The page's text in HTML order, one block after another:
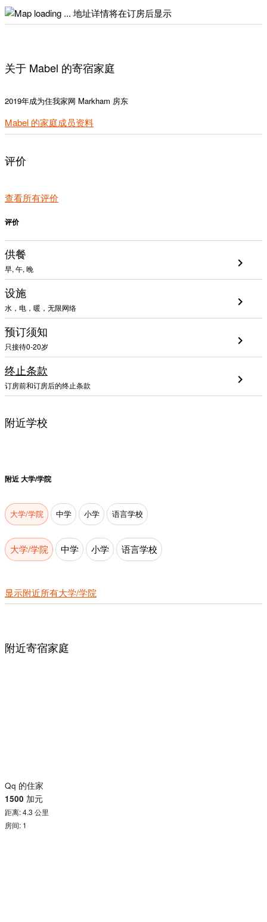
地址详情将在订房后显示
关于 Mabel 的寄宿家庭
2019年成为住我家网 Markham 房东
Mabel 的家庭成员资料
评价
查看所有评价
评价
供餐
早, 午, 晚 chevron_right
设施
水，电，暖，无限网络 chevron_right
预订须知
只接待0-20岁 chevron_right
终止条款
订房前和订房后的终止条款 chevron_right
附近学校
附近大学/学院
大学/学院 中学 小学 语言学校
大学/学院 中学 小学 语言学校
显示附近所有大学/学院
附近寄宿家庭
Qq 的住家
1500 加元
距离: 4.3 公里
房间: 1